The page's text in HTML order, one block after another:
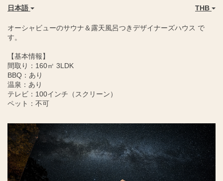
日本語 THB
オーシャビューのサウナ＆露天風呂つきデザイナーズハウス で
す。
【基本情報】
間取り：160㎡ 3LDK
BBQ：あり
温泉：あり
テレビ：100インチ（スクリーン）
ペット：不可
Previous Next